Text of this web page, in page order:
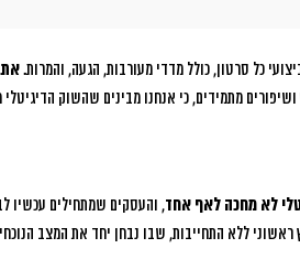
כל סרטון, כולל מדדי מעורבות, הגעה, והמרות.
ושיפורים מתמידים, כי אנחנו מבינים שהשוק
לא מחכה לאף אחד, והעסקים שמתחילים עכשיו
ראשוני ללא התחייבות, שבו נבחן יחד את המצב